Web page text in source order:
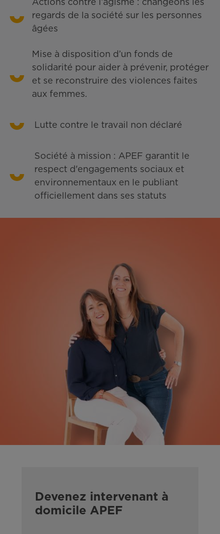
Actions contre l’âgisme : changeons les
regards de la société sur les personnes
âgées
Mise à disposition d’un fonds de
solidarité pour aider à prévenir, protéger
et se reconstruire des violences faites
aux femmes.
Lutte contre le travail non déclaré
Société à mission : APEF garantit le
respect d'engagements sociaux et
environnementaux en le publiant
officiellement dans ses statuts
Devenez intervenant à
domicile APEF